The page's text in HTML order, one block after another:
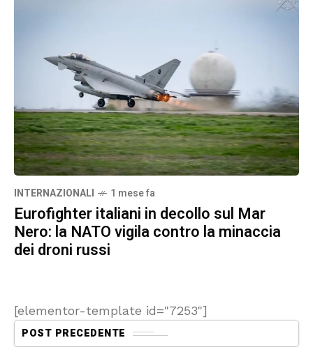
INTERNAZIONALI 1 mese fa
Eurofighter italiani in decollo sul Mar
Nero: la NATO vigila contro la minaccia
dei droni russi
[elementor-template id="7253"]
POST PRECEDENTE